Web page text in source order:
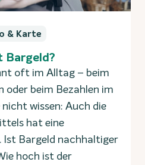
& Karte
Bargeld?
oft im Alltag – beim
oder beim Bezahlen im
wissen: Auch die
hat eine
Ist Bargeld nachhaltiger
hoch ist der